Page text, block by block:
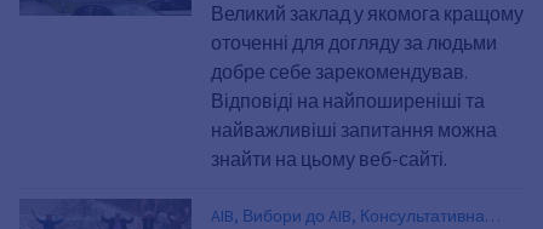
Великий заклад у якомога кращому
оточенні для догляду за людьми
добре себе зарекомендував.
Відповіді на найпоширеніші та
найважливіші запитання можна
знайти на цьому веб-сайті.
AIB, Вибори до AIB, Консультативна